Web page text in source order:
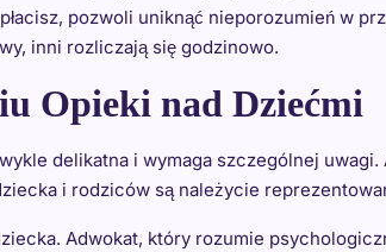
pozwoli uniknąć nieporozumień w
inni rozliczają się godzinowo.
Opieki nad Dziećmi
delikatna i wymaga szczególnej
i rodziców są należycie
Adwokat, który rozumie